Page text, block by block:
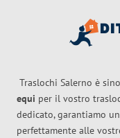
Traslochi Salerno è
equi per il vostro
dedicato, garantiamo un
perfettamente alle